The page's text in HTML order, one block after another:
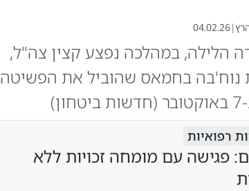
|
04.02.26
הלילה, במהלכה נפצע קצין צה"ל,
נוח'בה בחמאס שהוביל את הפשיטה
רפואיות
פגישה עם מומחה זכויות ללא